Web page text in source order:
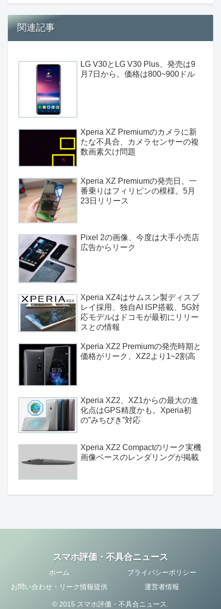
関連記事
LG V30とLG V30 Plus、発売は9
月7日から。価格は800~900ドル
Xperia XZ Premiumのカメラに新
たな不具合、カメラセンサーの複
数画素欠け問題
Xperia XZ Premiumの発売日、一
番乗りはフィリピンの模様。5月
23日リリース
Pixel 2の画像、今度は大手小売店
広告からリーク
Xperia XZ4はサムスン製ディスプ
レイ採用、独自AI ISP搭載、5G対
応モデルはドコモが最初にリリー
スとの情報
Xperia XZ2 Premiumの発売時期と
価格がリーク、XZ2より1~2割高
Xperia XZ2、XZ1からの最大の進
化点はGPS精度かも。Xperia初
の”みちびき”対応
Xperia XZ2 Compactのリーク実機
画像ベースのレンダリングが掲載
スマホ評価・不具合ニュース
ホーム
プライバシーポリシー
お問い合わせ・リーク情報提供
運営者情報
© 2015 スマホ評価・不具合ニュース.